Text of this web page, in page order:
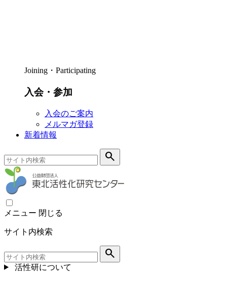
Joining・Participating
入会・参加
入会のご案内
メルマガ登録
新着情報
search
メニュー 閉じる
サイト内検索
search
活性研について